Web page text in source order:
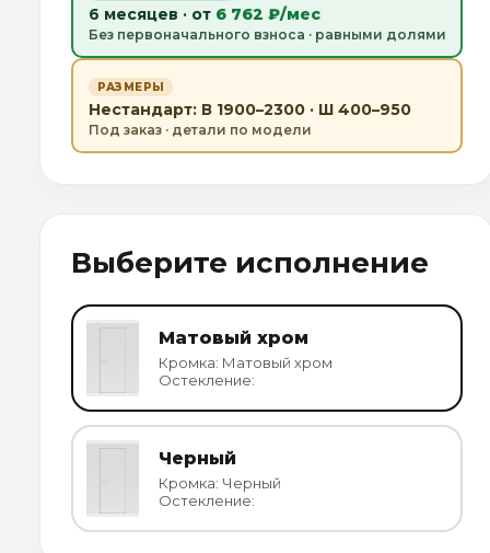
6 месяцев · от 6 762 ₽/мес
Без первоначального взноса · равными долями
РАЗМЕРЫ
Нестандарт: В 1900–2300 · Ш 400–950
Под заказ · детали по модели
Выберите исполнение
Матовый хром
Кромка: Матовый хром
Остекление:
Черный
Кромка: Черный
Остекление: